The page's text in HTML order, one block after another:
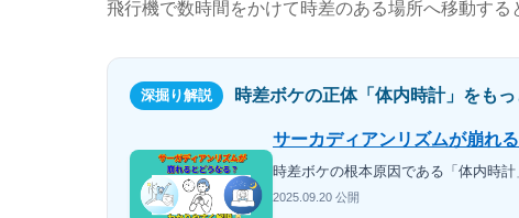
飛行機で数時間をかけて時差のある場所へ移動す
深掘り解説 時差ボケの正体「体内時計」をも
サーカディアンリズムが崩れ
時差ボケの根本原因である「体内時
2025.09.20 公開